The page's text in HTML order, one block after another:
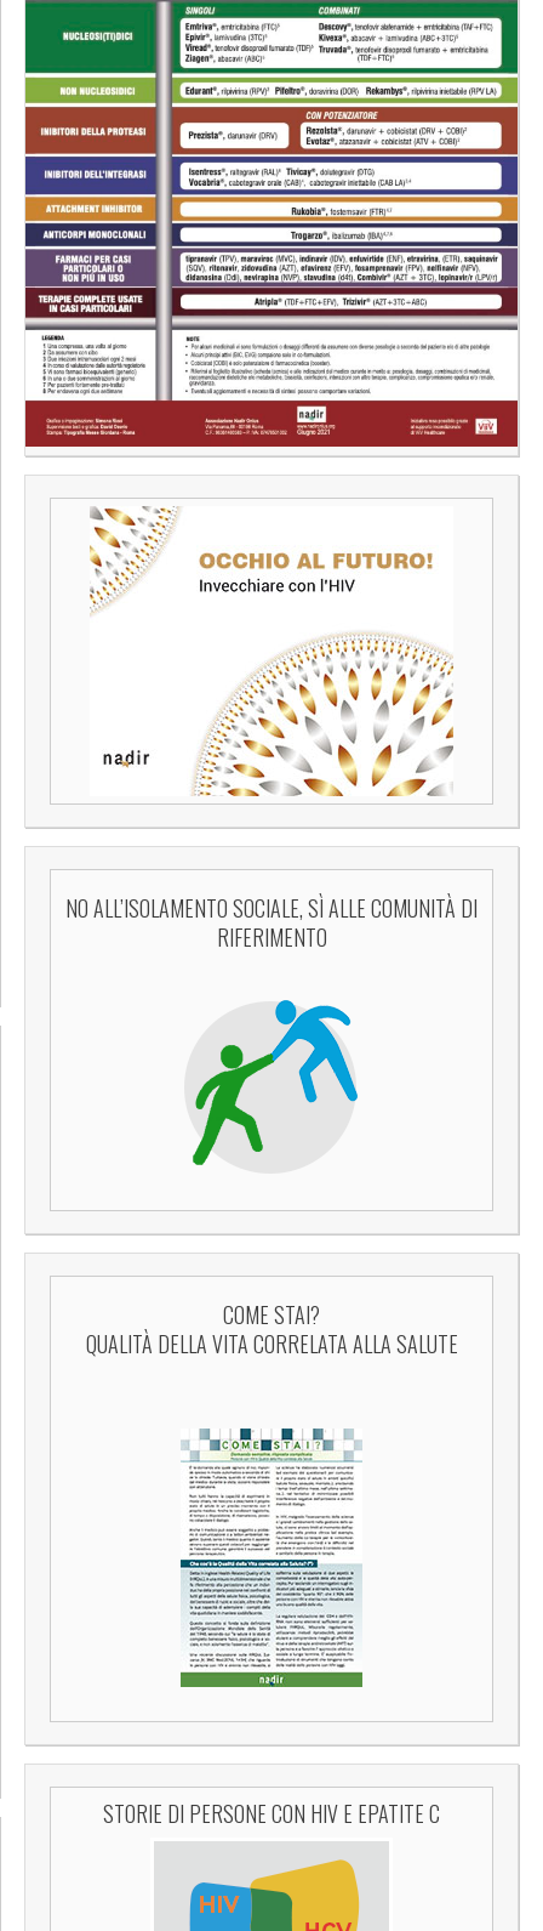
NO ALL’ISOLAMENTO SOCIALE, SÌ ALLE COMUNITÀ DI
RIFERIMENTO
COME STAI?
QUALITÀ DELLA VITA CORRELATA ALLA SALUTE
STORIE DI PERSONE CON HIV E EPATITE C